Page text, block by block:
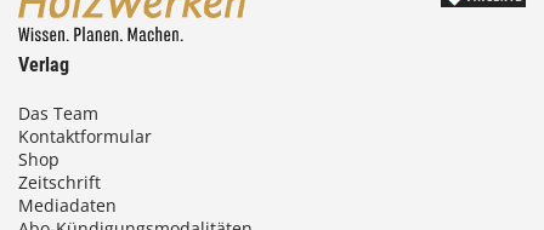
Verlag
Das Team
Kontaktformular
Shop
Zeitschrift
Mediadaten